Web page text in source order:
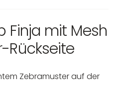
Finja mit Mesh
Rückseite
Zebramuster auf der